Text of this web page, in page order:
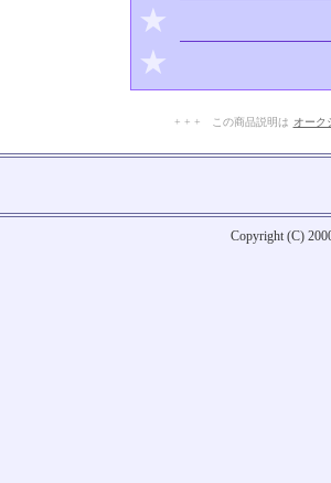
★
★
+ + + この商品説明は オーク
Copyright (C)